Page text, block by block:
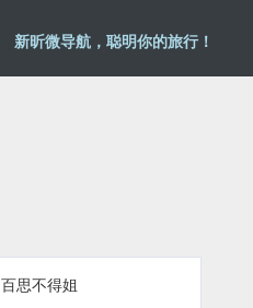
新昕微导航，聪明你的旅行！
百思不得姐